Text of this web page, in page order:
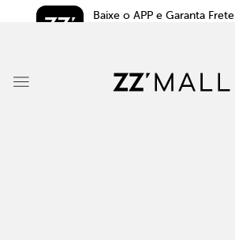
Baixe o APP e Garanta Frete